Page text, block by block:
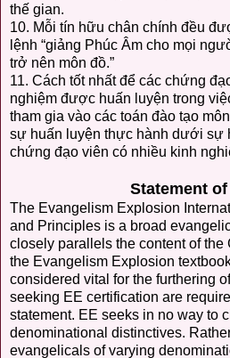
thế gian.
10. Mỗi tín hữu chân chính đều
lệnh “giảng Phúc Âm cho mọi
trở nên môn đồ.”
11. Cách tốt nhất để các chứng
nghiệm được huấn luyện trong
tham gia vào các toán đào tạo
sự huấn luyện thực hành dưới sự
chứng đạo viên có nhiều kinh
Statement
The Evangelism Explosion
and Principles is a broad
closely parallels the content of the
the Evangelism Explosion
considered vital for the furthering
seeking EE certification are
statement. EE seeks in no way to
denominational distinctives.
evangelicals of varying